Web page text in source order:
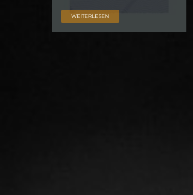
WEITERLESEN